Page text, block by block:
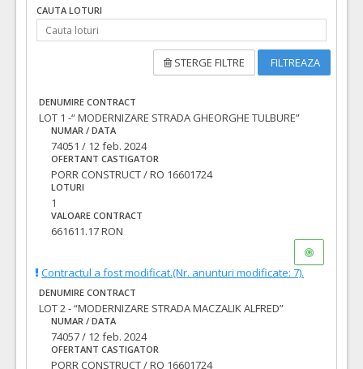
CAUTA LOTURI
STERGE FILTRE FILTREAZA
DENUMIRE CONTRACT
LOT 1 -“ MODERNIZARE STRADA GHEORGHE TULBURE”
NUMAR / DATA
74051 / 12 feb. 2024
OFERTANT CASTIGATOR
PORR CONSTRUCT / RO 16601724
LOTURI
1
VALOARE CONTRACT
661611.17 RON
Contractul a fost modificat.(Nr. anunturi modificate: 7).
DENUMIRE CONTRACT
LOT 2 - “MODERNIZARE STRADA MACZALIK ALFRED”
NUMAR / DATA
74057 / 12 feb. 2024
OFERTANT CASTIGATOR
PORR CONSTRUCT / RO 16601724